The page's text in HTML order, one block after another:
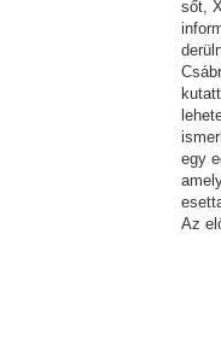
sőt,
egy
Az